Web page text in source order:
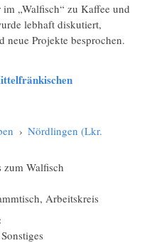
„Walfisch“ zu Kaffee und
lebhaft diskutiert,
neue Projekte besprochen.
› Nördlingen (Lkr.
zum Walfisch
Arbeitskreis
Sonstiges